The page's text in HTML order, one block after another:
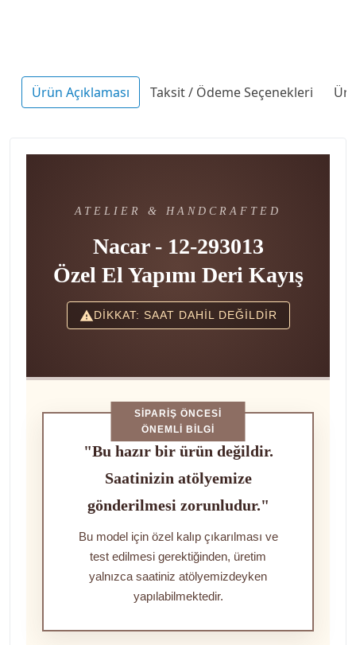
Ürün Açıklaması Taksit / Ödeme Seçenekleri
ATELIER & HANDCRAFTED
Nacar - 12-293013
Özel El Yapımı Deri Kayış
DİKKAT: SAAT DAHİL DEĞİLDİR
SIPARIŞ ÖNCESI
ÖNEMLI BILGI
"Bu hazır bir ürün değildir.
Saatinizin atölyemize
gönderilmesi zorunludur."
Bu model için özel kalıp çıkarılması ve
test edilmesi gerektiğinden, üretim
yalnızca saatiniz atölyemizdeyken
yapılabilmektedir.